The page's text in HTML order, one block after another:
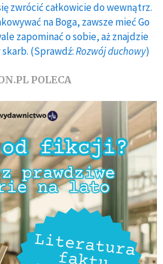
zwrócić całkowicie do wewnątrz.
na Boga, zawsze mieć Go
zapominać o sobie, aż znajdzie
(Sprawdź:Rozwój duchowy)
POLECA